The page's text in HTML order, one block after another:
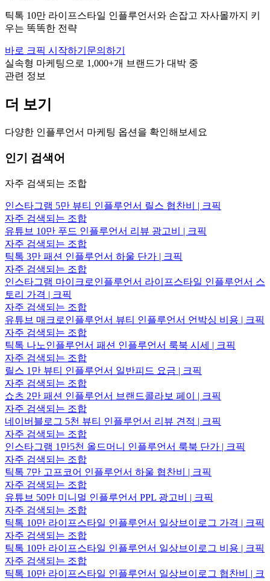
틱톡 10만 라이프스타일 인플루언서와 손잡고 자사몰까지 키
우는 똑똑한 전략
바로 크픽 시작하기 문의하기
실속형 마케팅으로 1,000+개 브랜드가 대박 중
관련 정보
더 보기
다양한 인플루언서 마케팅 옵션을 확인해보세요
인기 검색어
자주 검색되는 조합
인스타그램 5만 뷰티 인플루언서 릴스 협찬비 | 크픽
자주 검색되는 조합
유튜브 10만 푸드 인플루언서 리뷰 광고비 | 크픽
자주 검색되는 조합
틱톡 3만 패션 인플루언서 하울 단가 | 크픽
자주 검색되는 조합
인스타그램 마이크로인플루언서 라이프스타일 인플루언서 스
토리 가격 | 크픽
자주 검색되는 조합
유튜브 매크로인플루언서 뷰티 인플루언서 언박싱 비용 | 크픽
자주 검색되는 조합
틱톡 나노인플루언서 패션 인플루언서 룩북 시세 | 크픽
자주 검색되는 조합
릴스 1만 뷰티 인플루언서 일반피드 요금 | 크픽
자주 검색되는 조합
쇼츠 2만 패션 인플루언서 브랜드콜라보 페이 | 크픽
자주 검색되는 조합
네이버블로그 5천 뷰티 인플루언서 리뷰 견적 | 크픽
자주 검색되는 조합
인스타그램 1만5천 올드머니 인플루언서 룩북 단가 | 크픽
자주 검색되는 조합
틱톡 7만 고프코어 인플루언서 하울 협찬비 | 크픽
자주 검색되는 조합
유튜브 50만 미니멀 인플루언서 PPL 광고비 | 크픽
자주 검색되는 조합
틱톡 10만 라이프스타일 인플루언서 일상브이로그 가격 | 크픽
자주 검색되는 조합
틱톡 10만 라이프스타일 인플루언서 일상브이로그 비용 | 크픽
자주 검색되는 조합
틱톡 10만 라이프스타일 인플루언서 일상브이로그 협찬비 | 크